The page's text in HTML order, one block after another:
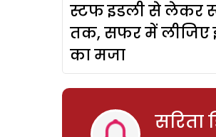
स्टफ इडली से लेकर
तक, सफर में लीजिए
का मजा
सरिता